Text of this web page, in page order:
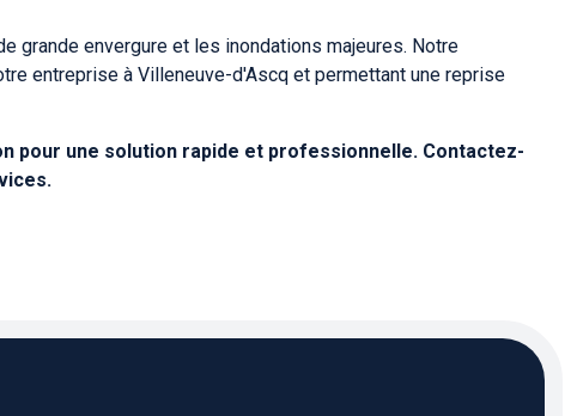
envergure et les inondations majeures. Notre
entreprise à Villeneuve-d'Ascq et permettant une reprise
pour une solution rapide et professionnelle. Contactez-